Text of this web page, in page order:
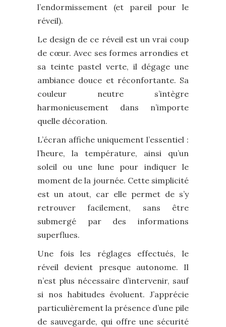
l’endormissement (et pareil pour le
réveil).
Le design de ce réveil est un vrai coup
de cœur. Avec ses formes arrondies et
sa teinte pastel verte, il dégage une
ambiance douce et réconfortante. Sa
couleur neutre s’intègre
harmonieusement dans n’importe
quelle décoration.
L’écran affiche uniquement l’essentiel :
l’heure, la température, ainsi qu’un
soleil ou une lune pour indiquer le
moment de la journée. Cette simplicité
est un atout, car elle permet de s’y
retrouver facilement, sans être
submergé par des informations
superflues.
Une fois les réglages effectués, le
réveil devient presque autonome. Il
n’est plus nécessaire d’intervenir, sauf
si nos habitudes évoluent. J’apprécie
particulièrement la présence d’une pile
de sauvegarde, qui offre une sécurité